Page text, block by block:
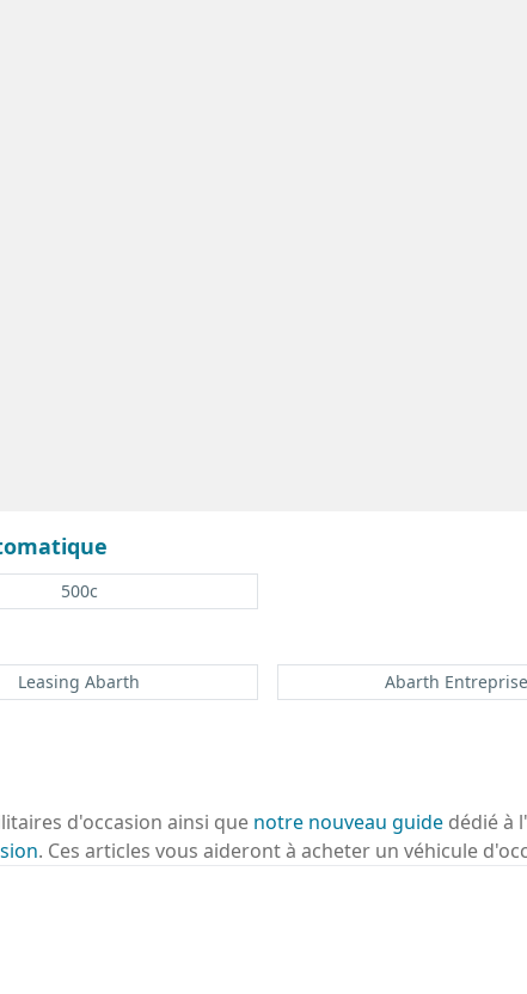
500c
Leasing Abarth Abarth Entreprise
d'occasion ainsi que notre nouveau guide dédié à
. Ces articles vous aideront à acheter un véhicule